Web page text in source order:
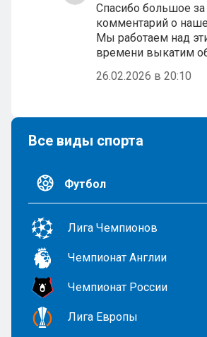
Спасибо большое
комментарий о
Мы работаем над
времени выкатим
26.02.2026 в 20:10
Все виды спорта
Футбол
Лига Чемпионов
Чемпионат Англии
Чемпионат России
Лига Европы